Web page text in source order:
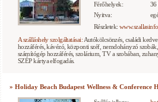
Férőhelyek:
36
Nyitva:
Részletek:
A szálláshely szolgáltatásai: Autókölcsönzés, családi
hozzáférés, kávézó, központi széf, nemdohányzó
számítógép hozzáférés, szolárium, TV a szobában,
SZÉP kártya elfogadás.
» Holiday Beach Budapest Wellness &